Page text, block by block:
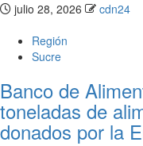
julio 28, 2026
cdn24
Región
Sucre
Banco de
toneladas de
donados por la